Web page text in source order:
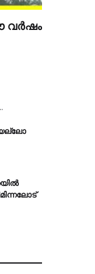
വര്‍ഷം